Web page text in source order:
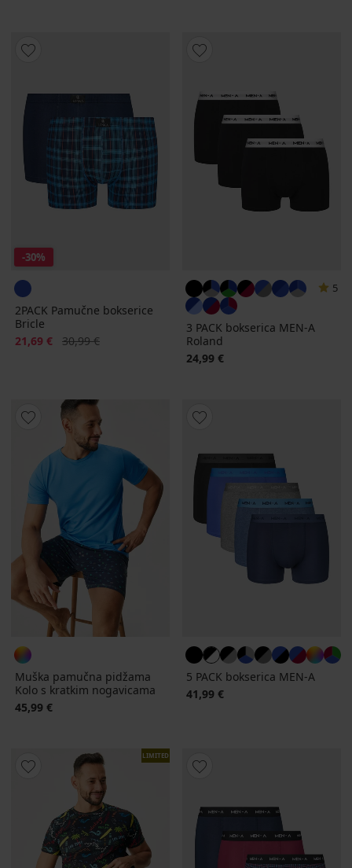
-30%
2PACK Pamučne bokserice
Bricle
Popust
21,69 € Prvobitna cijena
30,99 €
5
3 PACK bokserica MEN-A
Roland
24,99 €
Muška pamučna pidžama
Kolo s kratkim nogavicama
45,99 €
5 PACK bokserica MEN-A
41,99 €
LIMITED